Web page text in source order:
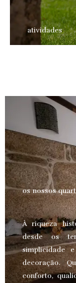
atividades
os nossos
À riqueza
desde os
simplicidade
decoração.
conforto,